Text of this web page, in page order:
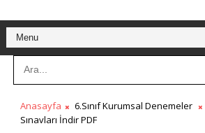
Anasayfa 6.Sınıf Kurumsal Denemeler
Sınavları İndir PDF